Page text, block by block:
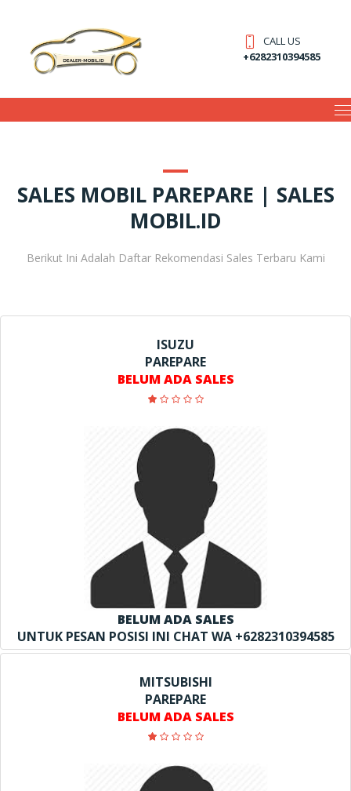
CALL US
+6282310394585
SALES MOBIL PAREPARE | SALES
MOBIL.ID
Berikut Ini Adalah Daftar Rekomendasi Sales Terbaru Kami
ISUZU
PAREPARE
BELUM ADA SALES
BELUM ADA SALES
UNTUK PESAN POSISI INI CHAT WA +6282310394585
MITSUBISHI
PAREPARE
BELUM ADA SALES